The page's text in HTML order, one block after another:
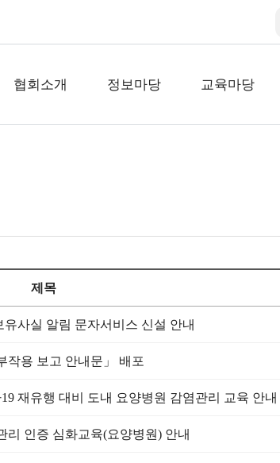
협회소개 정보마당 교육마당
제목
사실 알림 문자서비스 신설 안내
작용 보고 안내문」 배포
재유행 대비 도내 요양병원 감염관리 교육 안내
리 인증 심화교육(요양병원) 안내